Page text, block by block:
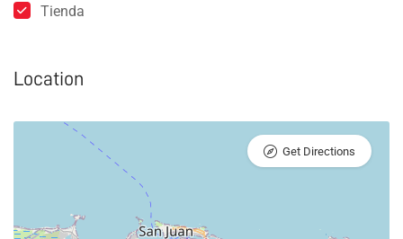
Tienda
Location
Get Directions